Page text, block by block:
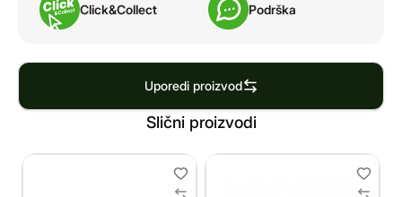
Click&Collect Podrška
Uporedi proizvod
Slični proizvodi